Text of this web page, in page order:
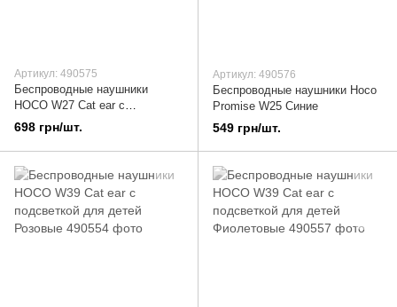
Артикул: 490575
Беспроводные наушники
HOCO W27 Cat ear с
подсветкой Серые
698 грн/шт.
Артикул: 490576
Беспроводные наушники Hoco
Promise W25 Синие
549 грн/шт.